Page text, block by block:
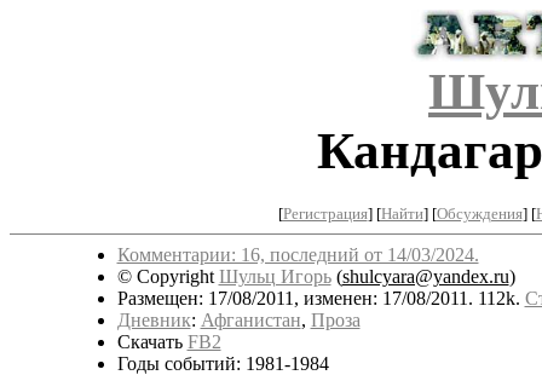
[Регистрация] [Найти] [Обсуждения] [
Комментарии: 16, последний от 14/03/2024.
© Copyright Шульц Игорь(shulcyara@yandex.ru)
Размещен: 17/08/2011, изменен: 17/08/2011. 112k.
Дневник: Афганистан, Проза
Скачать FB2
Годы событий: 1981-1984